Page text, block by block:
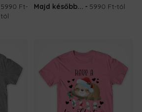
5990 Ft-
tól
Majd később... 5990 Ft-tól